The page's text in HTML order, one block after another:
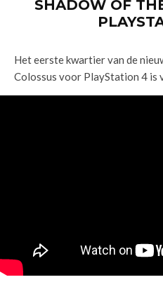
SHADOW OF
Het eerste kwartier van de
Colossus voor PlayStation 4 is